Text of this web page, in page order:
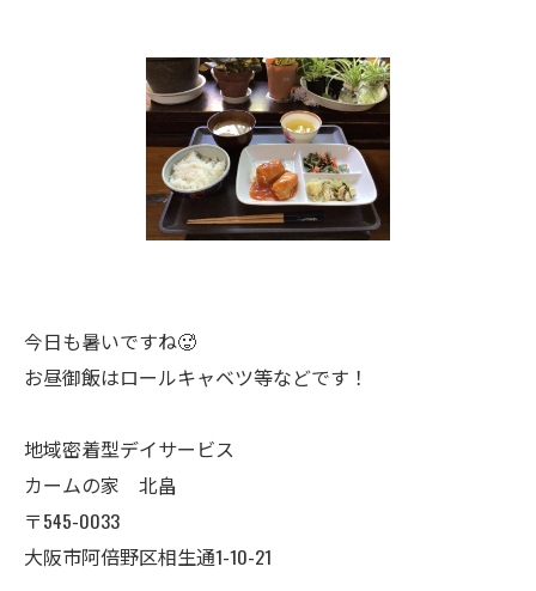
今日も暑いですね🥵
お昼御飯はロールキャベツ等などです！
地域密着型デイサービス
カームの家 北畠
〒545-0033
大阪市阿倍野区相生通1-10-21